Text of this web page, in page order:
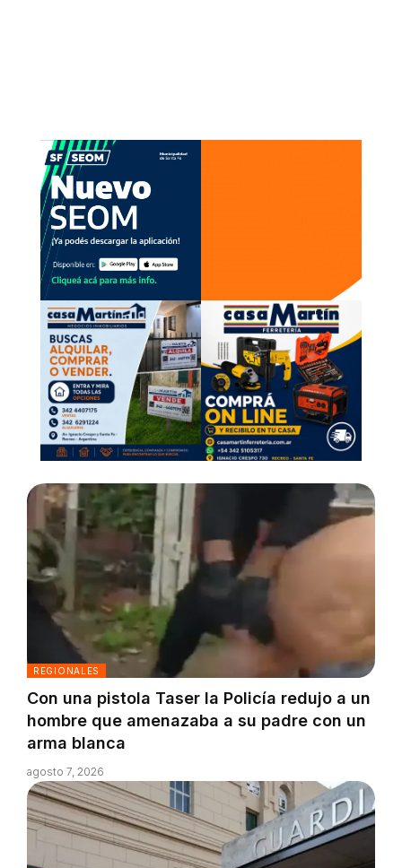
REGIONALES
Con una pistola Taser la Policía redujo a un
hombre que amenazaba a su padre con un
arma blanca
agosto 7, 2026